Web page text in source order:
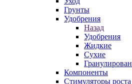
Грунты
Удобрения
Назад
Удобрения
Жидкие
Сухие
Компоненты
Стимуляторы роста